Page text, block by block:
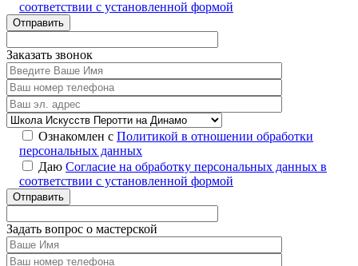
соответствии с установленной формой
Отправить
Заказать звонок
Ознакомлен с Политикой в отношении обработки
персональных данных
Даю Согласие на обработку персональных данных в
соответствии с установленной формой
Отправить
Задать вопрос о мастерской